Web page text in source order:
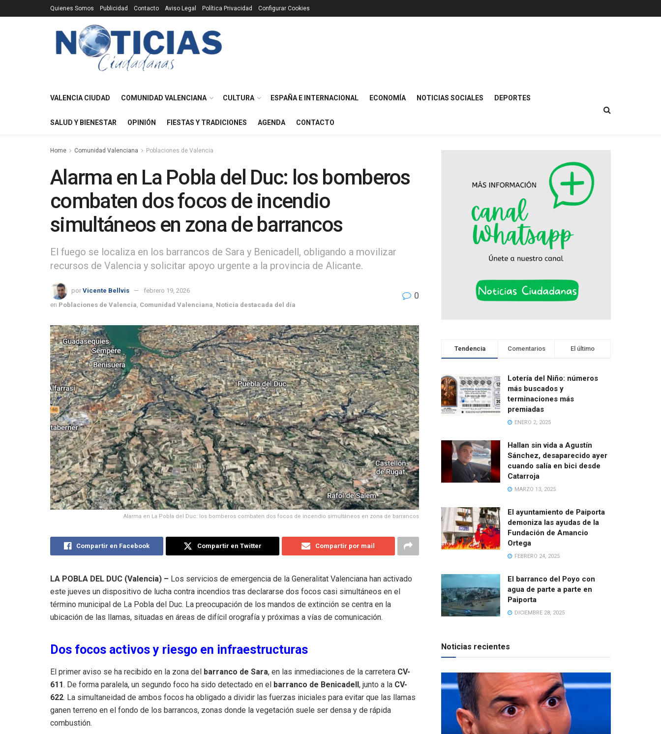
Quienes Somos Publicidad Contacto Aviso Legal Política Privacidad Configurar Cookies
VALENCIA CIUDAD COMUNIDAD VALENCIANA CULTURA ESPAÑA E INTERNACIONAL ECONOMÍA NOTICIAS SOCIALES DEPORTES
SALUD Y BIENESTAR OPINIÓN FIESTAS Y TRADICIONES AGENDA CONTACTO
Home Comunidad Valenciana Poblaciones de Valencia
Alarma en La Pobla del Duc: los bomberos
combaten dos focos de incendio
simultáneos en zona de barrancos
El fuego se localiza en los barrancos de Sara y Benicadell, obligando a movilizar
recursos de Valencia y solicitar apoyo urgente a la provincia de Alicante.
por Vicente Bellvis
febrero 19, 2026
en Poblaciones de Valencia Comunidad Valenciana Noticia destacada del día
0
Alarma en La Pobla del Duc: los bomberos combaten dos focos de incendio simultáneos en zona de barrancos
Compartir en Facebook Compartir en Twitter Compartir por mail
LA POBLA DEL DUC (Valencia) – Los servicios de emergencia de la Generalitat Valenciana han activado
este jueves un dispositivo de lucha contra incendios tras declararse dos focos casi simultáneos en el
término municipal de La Pobla del Duc. La preocupación de los mandos de extinción se centra en la
ubicación de las llamas, situadas en áreas de difícil orografía y próximas a vías de comunicación.
Dos focos activos y riesgo en infraestructuras
El primer aviso se ha recibido en la zona del barranco de Sara, en las inmediaciones de la carretera CV-
611. De forma paralela, un segundo foco ha sido detectado en el barranco de Benicadell, junto a la CV-
622. La simultaneidad de ambos focos ha obligado a dividir las fuerzas iniciales para evitar que las llamas
ganen terreno en el fondo de los barrancos, zonas donde la vegetación suele ser densa y de rápida
combustión.
Tendencia Comentarios El último
Lotería del Niño: números
más buscados y
terminaciones más
premiadas
ENERO 2, 2025
Hallan sin vida a Agustín
Sánchez, desaparecido ayer
cuando salía en bici desde
Catarroja
MARZO 13, 2025
El ayuntamiento de Paiporta
demoniza las ayudas de la
Fundación de Amancio
Ortega
FEBRERO 24, 2025
El barranco del Poyo con
agua de parte a parte en
Paiporta
DICIEMBRE 28, 2025
Noticias recientes